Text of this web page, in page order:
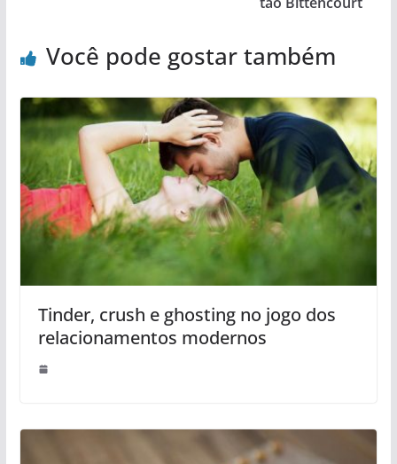
Você pode gostar também
Tinder, crush e ghosting no jogo dos
relacionamentos modernos